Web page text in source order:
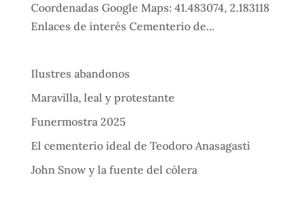
Coordenadas Google Maps: 41.483074, 2.183118
Enlaces de interés Cementerio de...
Ilustres abandonos
Maravilla, leal y protestante
Funermostra 2025
El cementerio ideal de Teodoro Anasagasti
John Snow y la fuente del cólera